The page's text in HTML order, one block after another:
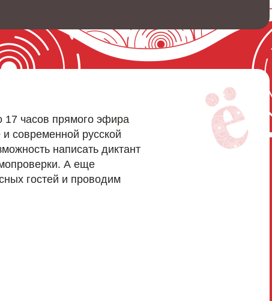
часов прямого эфира
современной русской
написать диктант
А еще
гостей и проводим